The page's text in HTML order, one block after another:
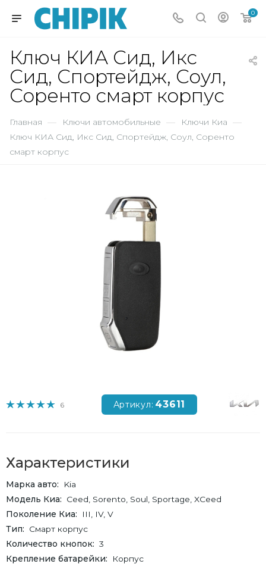
0
Ключ КИА Сид, Икс
Сид, Спортейдж, Соул,
Соренто смарт корпус
Главная — Ключи автомобильные — Ключи Киа —
Ключ КИА Сид, Икс Сид, Спортейдж, Соул, Соренто
смарт корпус
6 Артикул: 43611
Характеристики
Марка авто
Kia
Модель Киа
Ceed, Sorento, Soul, Sportage, XCeed
Поколение Киа
III, IV, V
Тип
Смарт корпус
Количество кнопок
3
Крепление батарейки
Корпус